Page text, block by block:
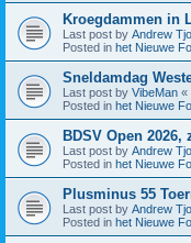
Kroegdammen in
Last post by Andrew
Posted in het Nieuwe
Sneldamdag
Last post by VibeMan «
Posted in het Nieuwe
BDSV Open 2026,
Last post by Andrew
Posted in het Nieuwe
Plusminus 55
Last post by Andrew
Posted in het Nieuwe